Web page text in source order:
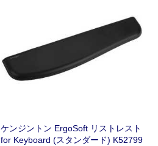
ケンジントン ErgoSoft リストレスト
for Keyboard (スタンダード) K52799